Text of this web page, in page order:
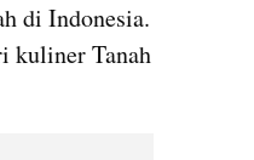
di Indonesia.
kuliner Tanah